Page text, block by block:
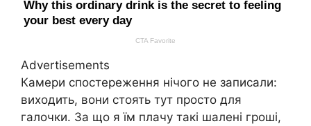
Advertisements
Камери спостереження нічого не записали:
виходить, вони стоять тут просто для
галочки. За що я їм плачу такі шалені гроші,